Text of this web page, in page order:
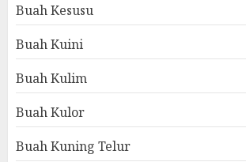
Buah Kesusu
Buah Kuini
Buah Kulim
Buah Kulor
Buah Kuning Telur